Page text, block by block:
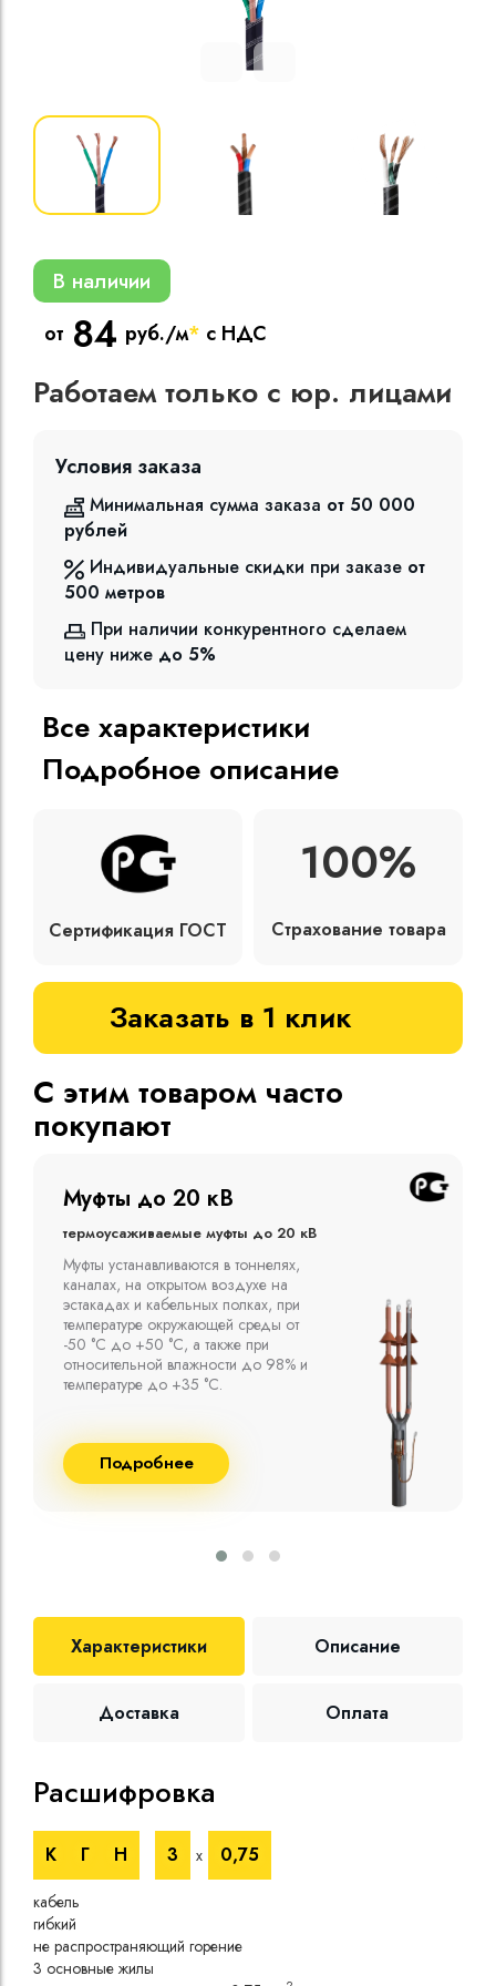
Кабели
изоляцией
В наличии
от 84 руб./м* с НДС
Работаем только с юр. лицами
Условия заказа
Минимальная сумма заказа от 50 000
рублей
Индивидуальные скидки при заказе от
500 метров
При наличии конкурентного сделаем
цену ниже до 5%
Все характеристики
Подробное описание
Сертификация ГОСТ
100%
Страхование товара
Заказать в 1 клик
С этим товаром часто
покупают
Муфты до 10 кВ
Термоусаживаемые муфты до 10 кВ
Компания ООО "Москабельторг"
предлагает, как соединительные
термоусаживаемые муфты на кабель
напряжением до 10 кВ с изоляцией
из маслопропитанной бумаги и
сшитого полиэтилена собственного
производства
Подробнее
Характеристики Описание
Доставка Оплата
Расшифровка
К Г Н 3 х 0,75
кабель
гибкий
не распространяющий горение
3 основные жилы